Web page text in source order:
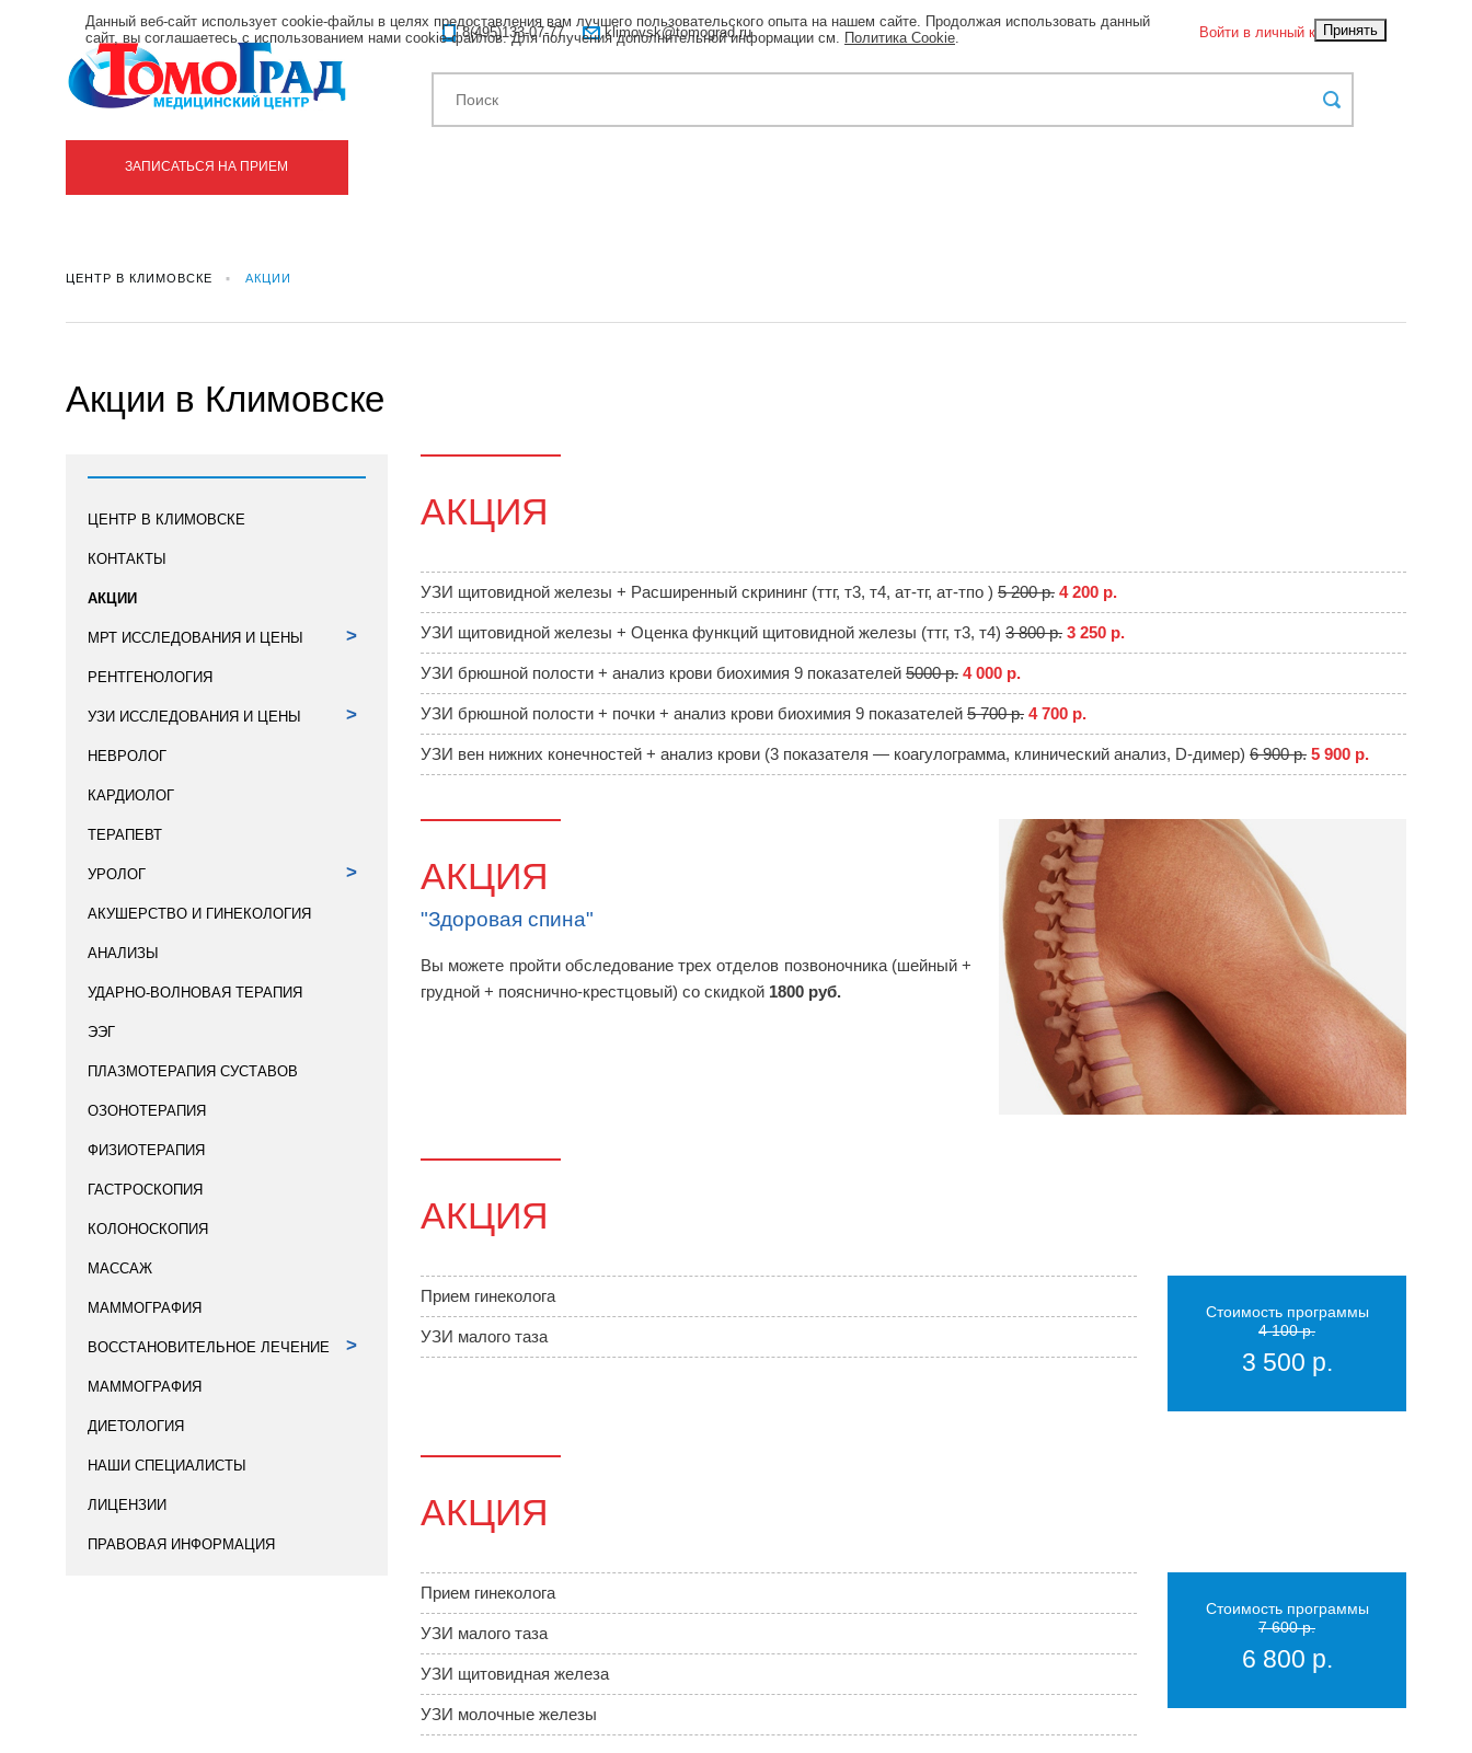
8(495)133-07-77 klimovsk@tomograd.ru Войти в личный кабинет
ЗАПИСАТЬСЯ НА ПРИЕМ
ЦЕНТР В КЛИМОВСКЕ АКЦИИ
Акции в Климовске
ЦЕНТР В КЛИМОВСКЕ
КОНТАКТЫ
АКЦИИ
МРТ ИССЛЕДОВАНИЯ И ЦЕНЫ >
РЕНТГЕНОЛОГИЯ
УЗИ ИССЛЕДОВАНИЯ И ЦЕНЫ >
НЕВРОЛОГ
КАРДИОЛОГ
ТЕРАПЕВТ
УРОЛОГ >
АКУШЕРСТВО И ГИНЕКОЛОГИЯ
АНАЛИЗЫ
УДАРНО-ВОЛНОВАЯ ТЕРАПИЯ
ЭЭГ
ПЛАЗМОТЕРАПИЯ СУСТАВОВ
ОЗОНОТЕРАПИЯ
ФИЗИОТЕРАПИЯ
ГАСТРОСКОПИЯ
КОЛОНОСКОПИЯ
МАССАЖ
МАММОГРАФИЯ
ВОССТАНОВИТЕЛЬНОЕ ЛЕЧЕНИЕ >
MАММОГРАФИЯ
ДИЕТОЛОГИЯ
НАШИ СПЕЦИАЛИСТЫ
ЛИЦЕНЗИИ
ПРАВОВАЯ ИНФОРМАЦИЯ
АКЦИЯ
УЗИ щитовидной железы + Расширенный скрининг (ттг, т3, т4, ат-тг, ат-тпо ) 5 200 р. 4 200 р.
УЗИ щитовидной железы + Оценка функций щитовидной железы (ттг, т3, т4) 3 800 р. 3 250 р.
УЗИ брюшной полости + анализ крови биохимия 9 показателей 5000 р. 4 000 р.
УЗИ брюшной полости + почки + анализ крови биохимия 9 показателей 5 700 р. 4 700 р.
УЗИ вен нижних конечностей + анализ крови (3 показателя — коагулограмма, клинический анализ, D-димер) 6 900 р. 5 900 р.
АКЦИЯ
"Здоровая спина"
Вы можете пройти обследование трех отделов позвоночника (шейный +
грудной + пояснично-крестцовый) со скидкой 1800 руб.
АКЦИЯ
Прием гинеколога
УЗИ малого таза
Стоимость программы
4 100 р.
3 500 р.
АКЦИЯ
Прием гинеколога
УЗИ малого таза
УЗИ щитовидная железа
УЗИ молочные железы
Стоимость программы
7 600 р.
6 800 р.
Данный веб-сайт использует cookie-файлы в целях предоставления вам лучшего пользовательского опыта на нашем сайте. Продолжая использовать данный
сайт, вы соглашаетесь с использованием нами cookie-файлов. Для получения дополнительной информации см. Политика Cookie. Принять